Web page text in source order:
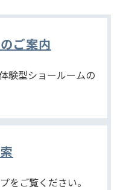
ご案内
験型ショールームの
をご覧ください。